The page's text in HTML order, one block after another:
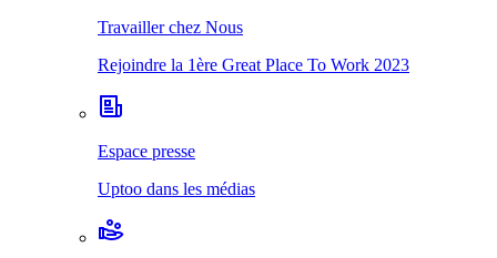
Travailler chez Nous
Rejoindre la 1ère Great Place To Work 2023
Espace presse
Uptoo dans les médias